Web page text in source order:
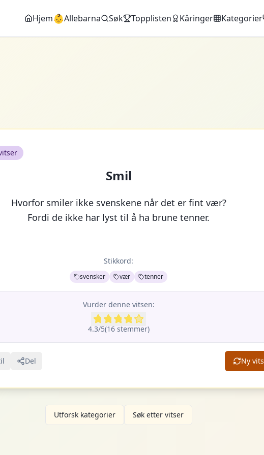
Hjem👶Allebarna Søk Topplisten Kåringer Kategorier
Smil
Hvorfor smiler ikke svenskene når det er fint vær?
Fordi de ikke har lyst til å ha brune tenner.
Stikkord:
svensker vær tenner
Vurder denne vitsen:
4.3/5(16stemmer)
Del Ny vits
Utforsk kategorier Søk etter vitser